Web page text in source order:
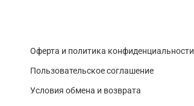
Оферта и политика конфиденциальности
Пользовательское соглашение
Условия обмена и возврата